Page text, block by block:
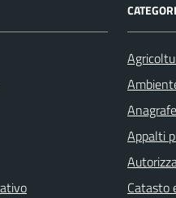
Appalti
Catasto